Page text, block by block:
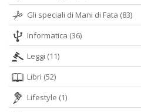
Gli speciali di Mani di Fata (83)
Informatica (36)
Leggi (11)
Libri (52)
Lifestyle (1)